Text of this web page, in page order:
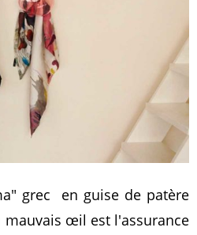
grec en guise de patère
œil est l'assurance